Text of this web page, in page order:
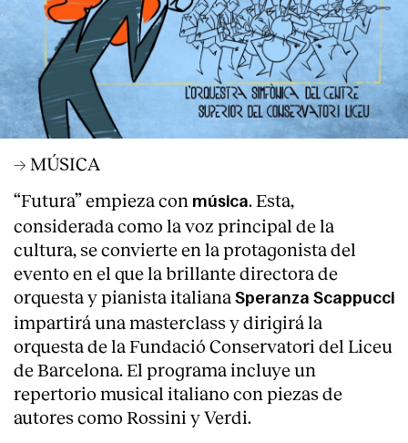
→ MÚSICA
“Futura” empieza con música. Esta,
considerada como la voz principal de la
cultura, se convierte en la protagonista del
evento en el que la brillante directora de
orquesta y pianista italiana Speranza Scappucci
impartirá una masterclass y dirigirá la
orquesta de la Fundació Conservatori del Liceu
de Barcelona. El programa incluye un
repertorio musical italiano con piezas de
autores como Rossini y Verdi.